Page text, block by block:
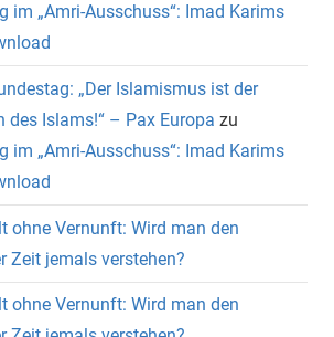
im „Amri-Ausschuss“: Imad Karims
„Der Islamismus ist der
des Islams!“ – Pax Europa zu
im „Amri-Ausschuss“: Imad Karims
ohne Vernunft: Wird man den
Zeit jemals verstehen?
ohne Vernunft: Wird man den